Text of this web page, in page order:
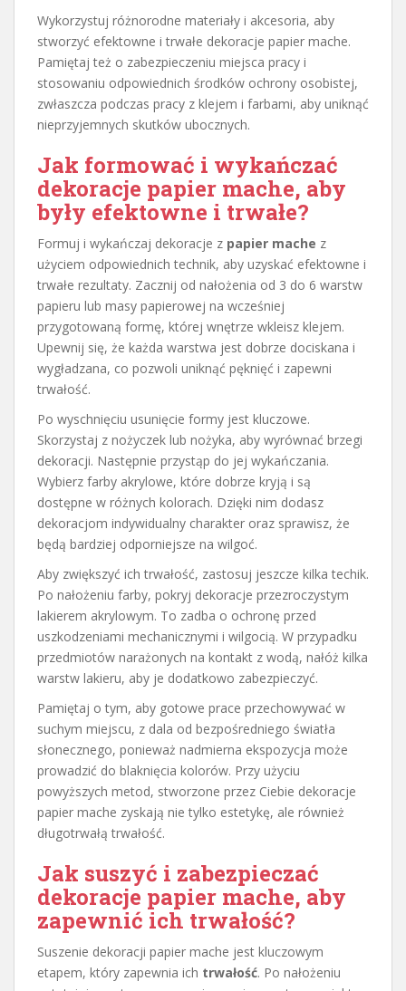
Wykorzystuj różnorodne materiały i akcesoria, aby
stworzyć efektowne i trwałe dekoracje papier mache.
Pamiętaj też o zabezpieczeniu miejsca pracy i
stosowaniu odpowiednich środków ochrony osobistej,
zwłaszcza podczas pracy z klejem i farbami, aby uniknąć
nieprzyjemnych skutków ubocznych.
Jak formować i wykańczać
dekoracje papier mache, aby
były efektowne i trwałe?
Formuj i wykańczaj dekoracje z papier mache z
użyciem odpowiednich technik, aby uzyskać efektowne i
trwałe rezultaty. Zacznij od nałożenia od 3 do 6 warstw
papieru lub masy papierowej na wcześniej
przygotowaną formę, której wnętrze wkleisz klejem.
Upewnij się, że każda warstwa jest dobrze dociskana i
wygładzana, co pozwoli uniknąć pęknięć i zapewni
trwałość.
Po wyschnięciu usunięcie formy jest kluczowe.
Skorzystaj z nożyczek lub nożyka, aby wyrównać brzegi
dekoracji. Następnie przystąp do jej wykańczania.
Wybierz farby akrylowe, które dobrze kryją i są
dostępne w różnych kolorach. Dzięki nim dodasz
dekoracjom indywidualny charakter oraz sprawisz, że
będą bardziej odporniejsze na wilgoć.
Aby zwiększyć ich trwałość, zastosuj jeszcze kilka techik.
Po nałożeniu farby, pokryj dekoracje przezroczystym
lakierem akrylowym. To zadba o ochronę przed
uszkodzeniami mechanicznymi i wilgocią. W przypadku
przedmiotów narażonych na kontakt z wodą, nałóż kilka
warstw lakieru, aby je dodatkowo zabezpieczyć.
Pamiętaj o tym, aby gotowe prace przechowywać w
suchym miejscu, z dala od bezpośredniego światła
słonecznego, ponieważ nadmierna ekspozycja może
prowadzić do blaknięcia kolorów. Przy użyciu
powyższych metod, stworzone przez Ciebie dekoracje
papier mache zyskają nie tylko estetykę, ale również
długotrwałą trwałość.
Jak suszyć i zabezpieczać
dekoracje papier mache, aby
zapewnić ich trwałość?
Suszenie dekoracji papier mache jest kluczowym
etapem, który zapewnia ich trwałość. Po nałożeniu